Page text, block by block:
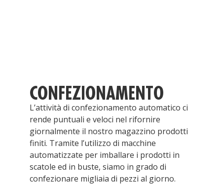
CONFEZIONAMENTO
L’attività di confezionamento automatico ci
rende puntuali e veloci nel rifornire
giornalmente il nostro magazzino prodotti
finiti. Tramite l’utilizzo di macchine
automatizzate per imballare i prodotti in
scatole ed in buste, siamo in grado di
confezionare migliaia di pezzi al giorno.